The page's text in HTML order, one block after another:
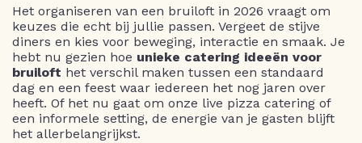
Het organiseren van een bruiloft in 2026 vraagt om
keuzes die echt bij jullie passen. Vergeet de stijve
diners en kies voor beweging, interactie en smaak. Je
hebt nu gezien hoe unieke catering ideeën voor
bruiloft het verschil maken tussen een standaard
dag en een feest waar iedereen het nog jaren over
heeft. Of het nu gaat om onze live pizza catering of
een informele setting, de energie van je gasten blijft
het allerbelangrijkst.